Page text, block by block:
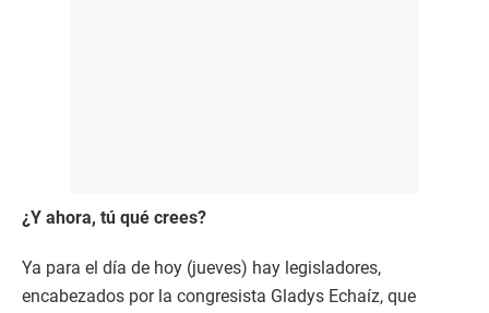
¿Y ahora, tú qué crees?
Ya para el día de hoy (jueves) hay legisladores,
encabezados por la congresista Gladys Echaíz, que